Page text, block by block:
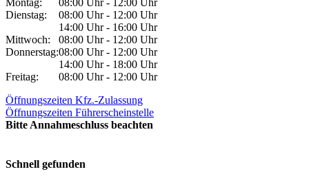
Dienstag:
08:00 Uhr - 12:00 Uhr
14:00 Uhr - 16:00 Uhr
Mittwoch:
08:00 Uhr - 12:00 Uhr
Donnerstag:08:00 Uhr - 12:00 Uhr
14:00 Uhr - 18:00 Uhr
Freitag:
08:00 Uhr - 12:00 Uhr
Öffnungszeiten Kfz.-Zulassung
Öffnungszeiten Führerscheinstelle
Bitte Annahmeschluss beachten
Schnell gefunden